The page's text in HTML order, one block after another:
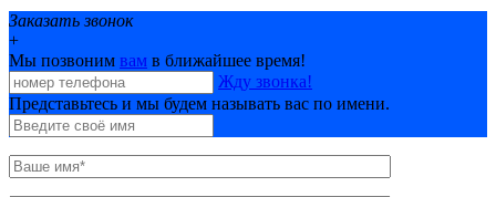
Заказать звонок
+
Мы позвоним вам в ближайшее время!
Жду звонка!
Представьтесь и мы будем называть вас по имени.